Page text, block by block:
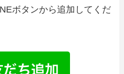
ボタンから追加してくだ